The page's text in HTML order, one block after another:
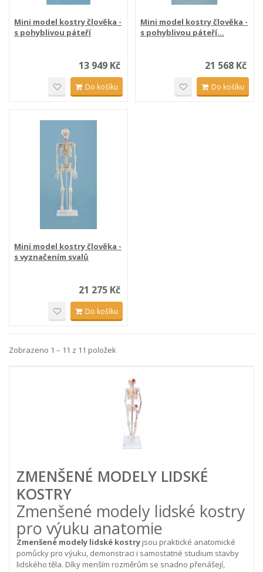
Mini model kostry člověka -
s pohyblivou páteří
13 949 Kč
Do košíku
Mini model kostry člověka -
s pohyblivou páteří...
21 568 Kč
Do košíku
Mini model kostry člověka -
s vyznačením svalů
21 275 Kč
Do košíku
Zobrazeno 1 – 11 z 11 položek
ZMENŠENÉ MODELY LIDSKÉ
KOSTRY
Zmenšené modely lidské kostry
pro výuku anatomie
Zmenšené modely lidské kostry jsou praktické anatomické
pomůcky pro výuku, demonstraci i samostatné studium stavby
lidského těla. Díky menším rozměrům se snadno přenášejí,